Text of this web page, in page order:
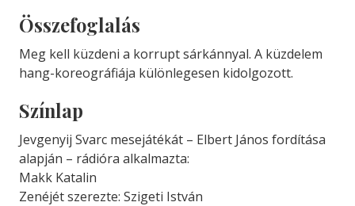
Összefoglalás
Meg kell küzdeni a korrupt sárkánnyal. A küzdelem
hang-koreográfiája különlegesen kidolgozott.
Színlap
Jevgenyij Svarc mesejátékát – Elbert János fordítása
alapján – rádióra alkalmazta:
Makk Katalin
Zenéjét szerezte: Szigeti István